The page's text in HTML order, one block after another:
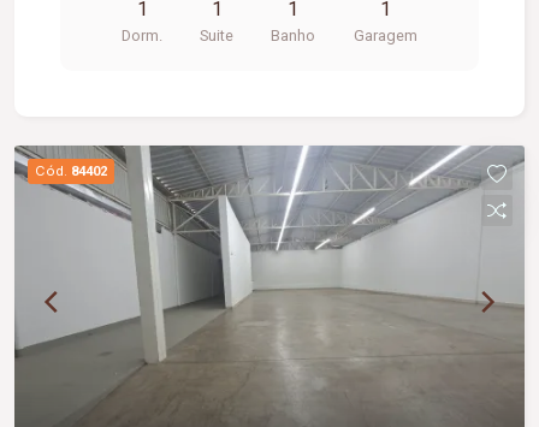
1
Dorm.
1
Suite
1
Banho
1
Garagem
Cód. 84402